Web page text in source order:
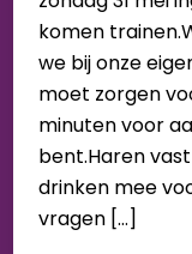
komen
we bij onze
moet zorgen
minuten voor
bent.Haren
drinken mee
vragen […]